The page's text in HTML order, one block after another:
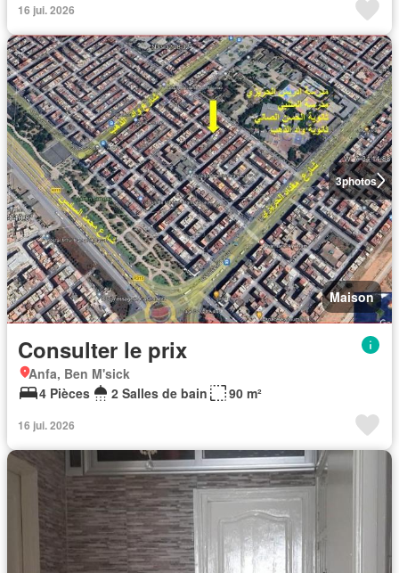
16 jui. 2026
3photos
Maison
Consulter le prix
Anfa, Ben M'sick
4 Pièces
2 Salles de bain 90 m²
16 jui. 2026